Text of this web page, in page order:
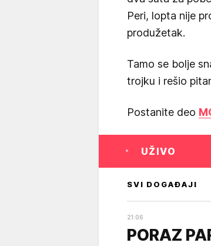
Peri, lopta nije
produžetak.
Tamo se bolje
trojku i rešio
Postanite deo
UŽIVO
SVI DOGAĐAJI
21 :06
PORAZ